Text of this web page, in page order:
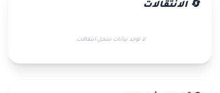
🔄 الانتقالات
لا توجد بيانات سجل انتقالات.